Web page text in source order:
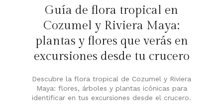
Guía de flora tropical en
Cozumel y Riviera Maya:
plantas y flores que verás en
excursiones desde tu crucero
Descubre la flora tropical de Cozumel y Riviera
Maya: flores, árboles y plantas icónicas para
identificar en tus excursiones desde el crucero.